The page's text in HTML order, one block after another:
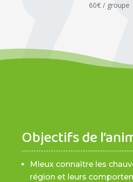
60€ / groupe
Objectifs de
Mieux connaître les
région et leurs